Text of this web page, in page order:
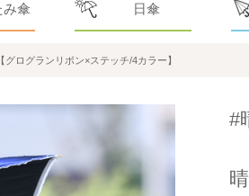
み傘 日傘
ログランリボン×ステッチ/4カラー】
#